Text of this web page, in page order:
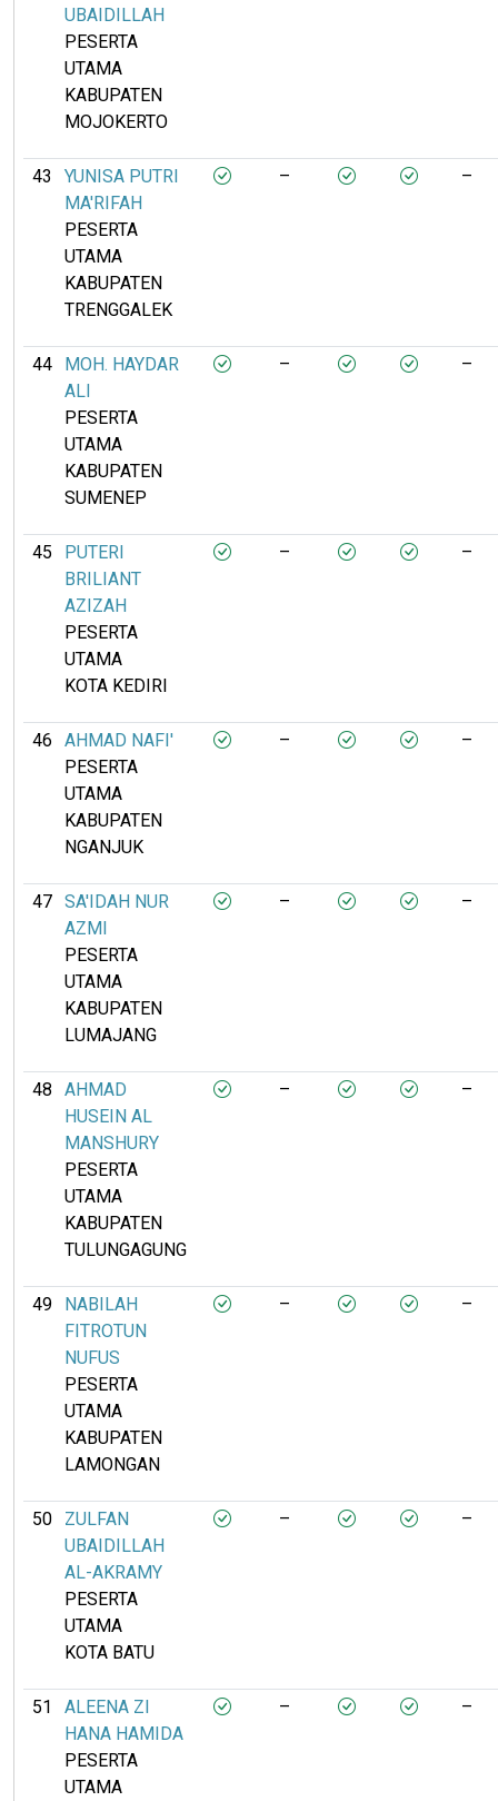
UBAIDILLAH
PESERTA
UTAMA
KABUPATEN
MOJOKERTO
43
YUNISA PUTRI
MA'RIFAH
PESERTA
UTAMA
KABUPATEN
TRENGGALEK
– –
44
MOH. HAYDAR
ALI
PESERTA
UTAMA
KABUPATEN
SUMENEP
– –
45
PUTERI
BRILIANT
AZIZAH
PESERTA
UTAMA
KOTA KEDIRI
– –
46
AHMAD NAFI'
PESERTA
UTAMA
KABUPATEN
NGANJUK
– –
47
SA'IDAH NUR
AZMI
PESERTA
UTAMA
KABUPATEN
LUMAJANG
– –
48
AHMAD
HUSEIN AL
MANSHURY
PESERTA
UTAMA
KABUPATEN
TULUNGAGUNG
– –
49
NABILAH
FITROTUN
NUFUS
PESERTA
UTAMA
KABUPATEN
LAMONGAN
– –
50
ZULFAN
UBAIDILLAH
AL-AKRAMY
PESERTA
UTAMA
KOTA BATU
– –
51
ALEENA ZI
HANA HAMIDA
PESERTA
UTAMA
– –